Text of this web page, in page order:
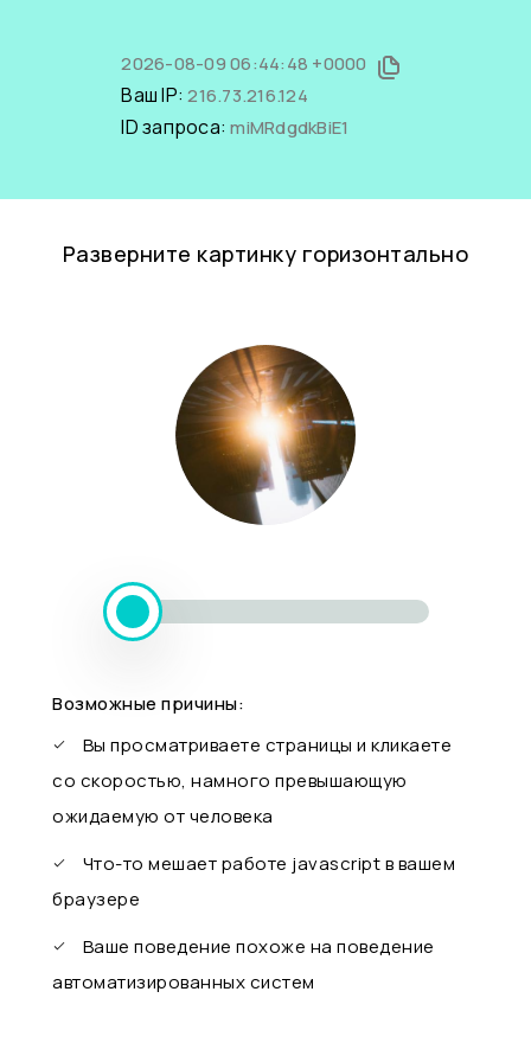
2026-08-09 06:44:48 +0000
Ваш IP:216.73.216.124
ID запроса:miMRdgdkBiE1
Разверните картинку горизонтально
Возможные причины:
Вы просматриваете страницы и кликаете
со скоростью, намного превышающую
ожидаемую от человека
Что-то мешает работе javascript в вашем
браузере
Ваше поведение похоже на поведение
автоматизированных систем